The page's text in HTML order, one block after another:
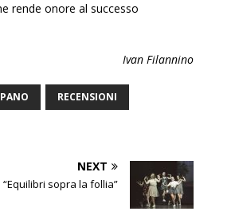
rende onore al successo
Ivan Filannino
RECENSIONI
NEXT
sopra la follia”